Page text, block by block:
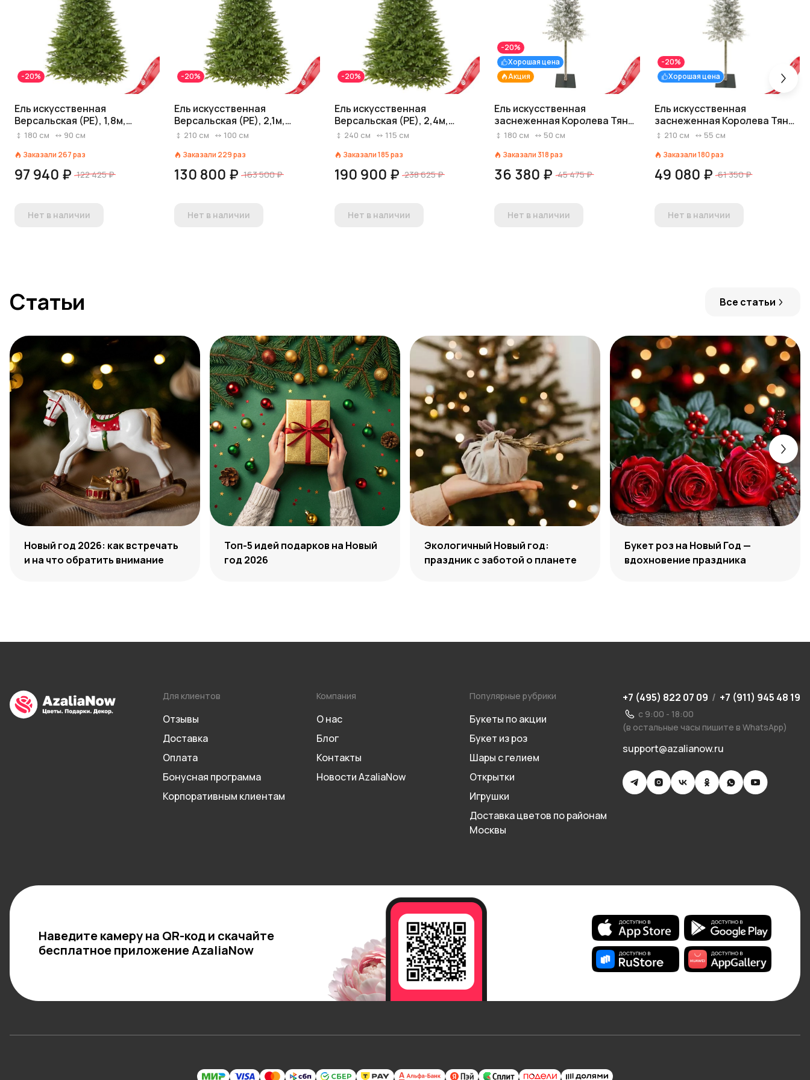
-20%
Ель искусственная
Версальская (PE), 1,8м,
зеленый
180 см 90 см
Заказали 267раз
97 940 ₽ 122 425 ₽
Нет в наличии
-20%
Ель искусственная
Версальская (PE), 2,1м,
зеленый
210 см 100 см
Заказали 229раз
130 800 ₽ 163 500 ₽
Нет в наличии
-20%
Ель искусственная
Версальская (PE), 2,4м,
зеленый
240 см 115 см
Заказали185раз
190 900 ₽ 238 625 ₽
Нет в наличии
Акция
Хорошая цена
-20%
Ель искусственная
заснеженная Королева Тянь
Шаня (PE), 1,8м, белый
180 см 50 см
Заказали 318раз
36 380 ₽ 45 475 ₽
Нет в наличии
Хорошая цена
-20%
Ель искусственная
заснеженная Королева Тянь
Шаня (PE), 2,1м, белый
210 см 55 см
Заказали180раз
49 080 ₽ 61 350 ₽
Нет в наличии
Статьи Все статьи
Новый год 2026: как встречать
и на что обратить внимание
Топ-5 идей подарков на Новый
год 2026
Экологичный Новый год:
праздник с заботой о планете
Букет роз на Новый Год —
вдохновение праздника
Для клиентов
Отзывы
Доставка
Оплата
Бонусная программа
Корпоративным клиентам
Компания
О нас
Блог
Контакты
Новости AzaliaNow
Популярные рубрики
Букеты по акции
Букет из роз
Шары с гелием
Открытки
Игрушки
Доставка цветов по районам
Москвы
+7 (495) 822 07 09 / +7 (911) 945 48 19
с 9:00 - 18:00
(в остальные часы пишите в WhatsApp)
support@azalianow.ru
Наведите камеру на QR-код и скачайте
бесплатное приложение AzaliaNow